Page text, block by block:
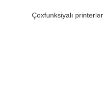
Çoxfunksiyalı printerlər